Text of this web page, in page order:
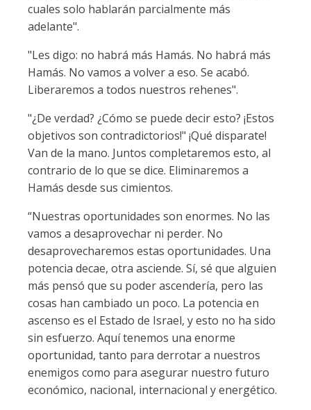
cuales solo hablarán parcialmente más
adelante".
"Les digo: no habrá más Hamás. No habrá más
Hamás. No vamos a volver a eso. Se acabó.
Liberaremos a todos nuestros rehenes".
"¿De verdad? ¿Cómo se puede decir esto? ¡Estos
objetivos son contradictorios!" ¡Qué disparate!
Van de la mano. Juntos completaremos esto, al
contrario de lo que se dice. Eliminaremos a
Hamás desde sus cimientos.
“Nuestras oportunidades son enormes. No las
vamos a desaprovechar ni perder. No
desaprovecharemos estas oportunidades. Una
potencia decae, otra asciende. Sí, sé que alguien
más pensó que su poder ascendería, pero las
cosas han cambiado un poco. La potencia en
ascenso es el Estado de Israel, y esto no ha sido
sin esfuerzo. Aquí tenemos una enorme
oportunidad, tanto para derrotar a nuestros
enemigos como para asegurar nuestro futuro
económico, nacional, internacional y energético.